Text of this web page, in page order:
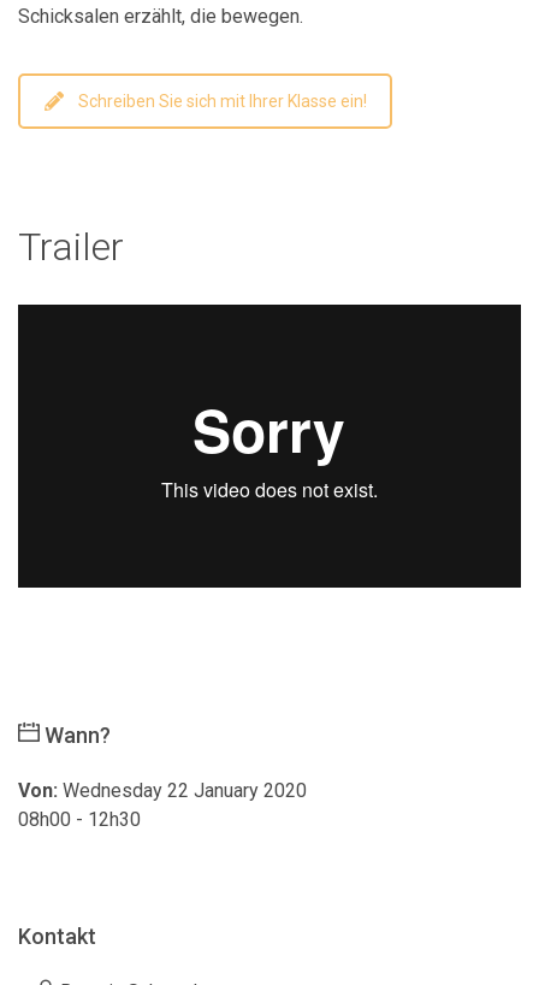
Schicksalen erzählt, die bewegen.
Schreiben Sie sich mit Ihrer Klasse ein!
Trailer
Wann?
Von: Wednesday 22 January 2020
08h00 - 12h30
Kontakt